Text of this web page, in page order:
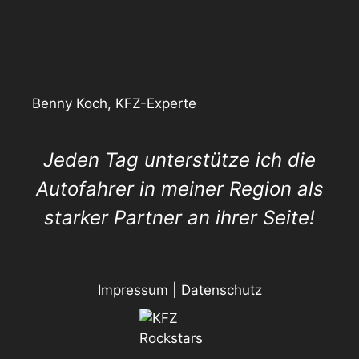
Benny Koch, KFZ-Experte
Jeden Tag unterstütze ich die
Autofahrer in meiner Region als
starker Partner an ihrer Seite!
Impressum Datenschutz